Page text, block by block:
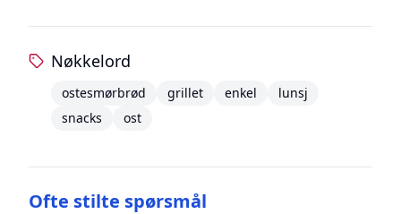
Nøkkelord
ostesmørbrød grillet enkel
lunsj
snacks
ost
Ofte stilte spørsmål